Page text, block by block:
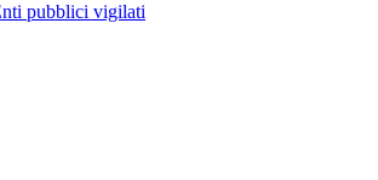
pubblici vigilati